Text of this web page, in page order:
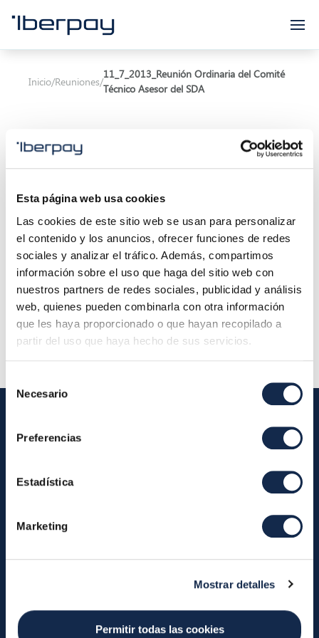
Esta página web usa cookies
Las cookies de este sitio web se usan para personalizar
el contenido y los anuncios, ofrecer funciones de redes
sociales y analizar el tráfico. Además, compartimos
información sobre el uso que haga del sitio web con
nuestros partners de redes sociales, publicidad y análisis
web, quienes pueden combinarla con otra información
que les haya proporcionado o que hayan recopilado a
partir del uso que haya hecho de sus servicios.
Necesario
Preferencias
Estadística
Marketing
Mostrar detalles
Permitir todas las cookies
Iberpay
Inicio/Reuniones/
11_7_2013_Reunión Ordinaria del Comité
Técnico Asesor del SDA
Asesor del SDA
Inicio de la reunión:11/07/2013 11:00
Localización:
Descripción:
Iberpay
Annual Reports
Cash
Services
Payguard
Account Switching